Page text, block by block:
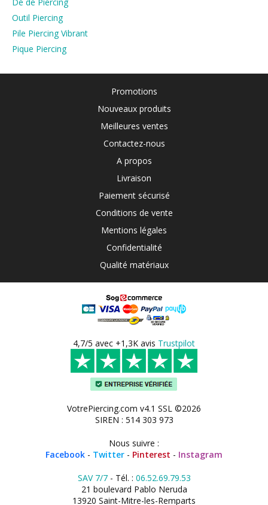
Outil Piercing
Pile Piercing Vibrant
Pique Piercing
Promotions
Nouveaux produits
Meilleures ventes
Contactez-nous
A propos
Livraison
Paiement sécurisé
Conditions de vente
Mentions légales
Confidentialité
Qualité matériaux
4,7/5 avec +1,3K avis Trustpilot
VotrePiercing.com v4.1 SSL ©2026
SIREN : 514 303 973
Nous suivre :
Facebook - Twitter - Pinterest - Instagram
SAV 7/7- Tél. : 06.52.69.79.53
21 boulevard Pablo Neruda
13920 Saint-Mitre-les-Remparts